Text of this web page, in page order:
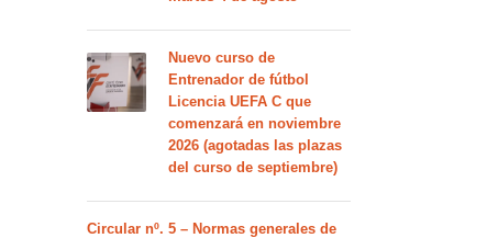
Nuevo curso de
Entrenador de fútbol
Licencia UEFA C que
comenzará en noviembre
2026 (agotadas las plazas
del curso de septiembre)
Circular nº. 5 – Normas generales de